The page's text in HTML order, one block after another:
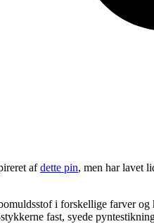
afdette pin, men har lavet
i forskellige farver
fast, syede